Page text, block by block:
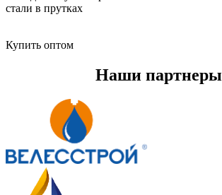
стали в прутках
Купить оптом
Наши партнеры